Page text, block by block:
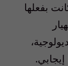
بفعلها